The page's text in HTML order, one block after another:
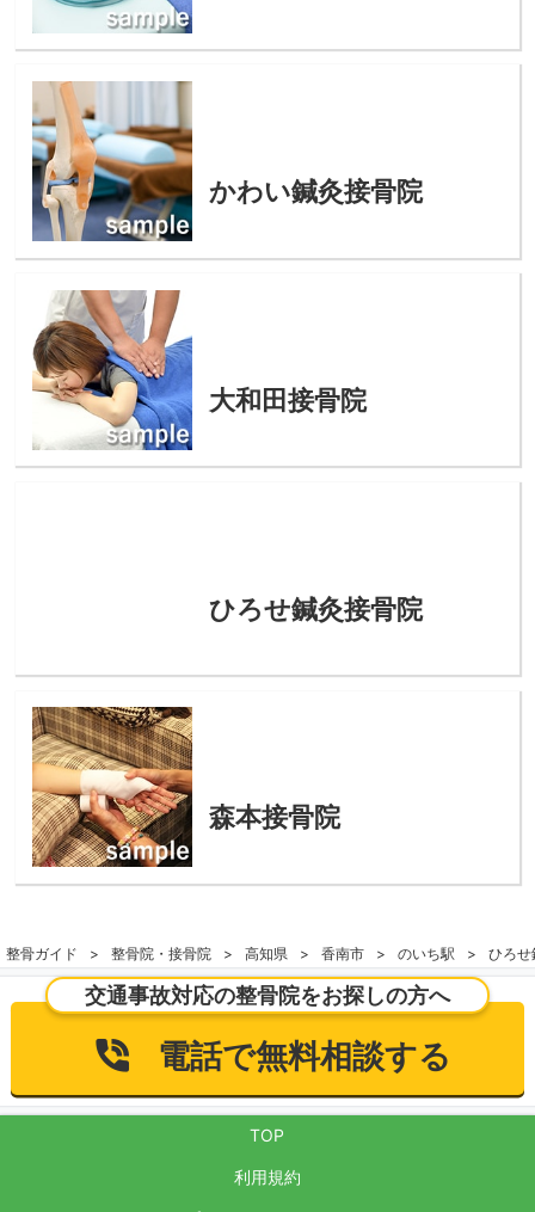
かわい鍼灸接骨院
大和田接骨院
ひろせ鍼灸接骨院
森本接骨院
整骨ガイド 整骨院・接骨院 高知県 香南市 のいち駅 ひろせ
交通事故対応の整骨院をお探しの方へ
電話で無料相談する
TOP
利用規約